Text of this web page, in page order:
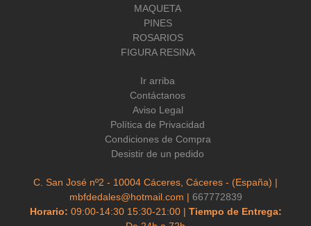
MAQUETA
PINES
ROSARIOS
FIGURA RESINA
Ir arriba
Contáctanos
Aviso Legal
Política de Privacidad
Condiciones de Compra
Desistir de un pedido
C. San José nº2 - 10004 Cáceres, Cáceres - (España) |
mbfdedales@hotmail.com | 667772839
Horario: 09:00-14:30 15:30-21:00 | Tiempo de Entrega: